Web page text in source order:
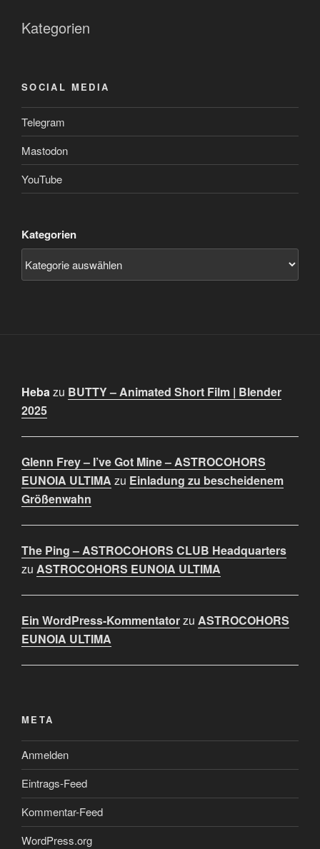
Kategorien
SOCIAL MEDIA
Telegram
Mastodon
YouTube
Kategorien
Hebazu BUTTY – Animated Short Film | Blender
2025
Glenn Frey – I’ve Got Mine – ASTROCOHORS
EUNOIA ULTIMA zu Einladung zu bescheidenem
Größenwahn
The Ping – ASTROCOHORS CLUB Headquarters
zu ASTROCOHORS EUNOIA ULTIMA
Ein WordPress-Kommentatorzu ASTROCOHORS
EUNOIA ULTIMA
META
Anmelden
Eintrags-Feed
Kommentar-Feed
WordPress.org